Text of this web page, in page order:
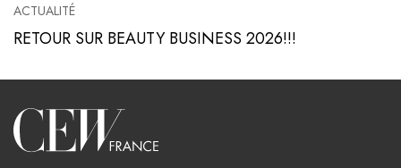
ACTUALITÉ
RETOUR SUR BEAUTY BUSINESS 2026!!!